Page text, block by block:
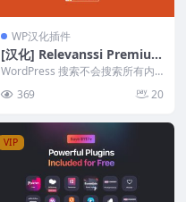
WP汉化插件
[汉化] Relevanssi Premium
v2.27.7 网站内容全局搜索增
强WordPress插件
WordPress 搜索不会搜索所有内
索方式进行足...
369 20
VIP